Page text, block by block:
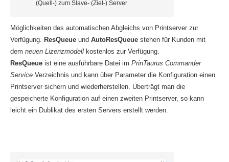
(Quell-) zum Slave- (Ziel-) Server
Möglichkeiten des automatischen Abgleichs von Printserver zur
Verfügung. ResQueueund AutoResQueuestehen für Kunden mit
dem neuen Lizenzmodellkostenlos zur Verfügung.
ResQueueist eine ausführbare Datei im PrinTaurus Commander
ServiceVerzeichnis und kann über Parameter die Konfiguration einen
Printserver sichern und wiederherstellen. Überträgt man die
gespeicherte Konfiguration auf einen zweiten Printserver, so kann
leicht ein Dublikat des ersten Servers erstellt werden.